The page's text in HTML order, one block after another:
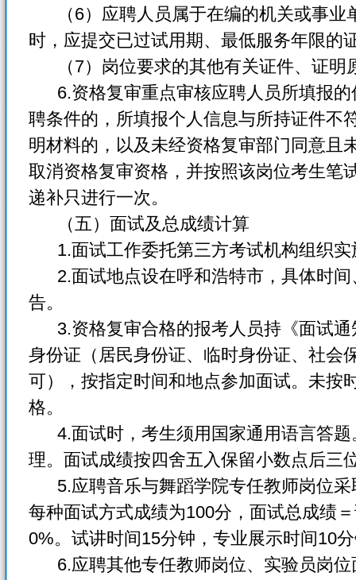
（6）应聘人员属于在编的机关或事业
时，应提交已过试用期、最低服务年限的
（7）岗位要求的其他有关证件、证明
6.资格复审重点审核应聘人员所填报的
聘条件的，所填报个人信息与所持证件不
明材料的，以及未经资格复审部门同意且
取消资格复审资格，并按照该岗位考生笔
递补只进行一次。
（五）面试及总成绩计算
1.面试工作委托第三方考试机构组织实
2.面试地点设在呼和浩特市，具体时间
告。
3.资格复审合格的报考人员持《面试通
身份证（居民身份证、临时身份证、社会
可），按指定时间和地点参加面试。未按
格。
4.面试时，考生须用国家通用语言答题
理。面试成绩按四舍五入保留小数点后三
5.应聘音乐与舞蹈学院专任教师岗位采
每种面试方式成绩为100分，面试总成绩
0%。试讲时间15分钟，专业展示时间10
6.应聘其他专任教师岗位、实验员岗位